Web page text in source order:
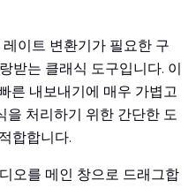
이트 변환기가 필요한 구
받는 클래식 도구입니다. 이
른 내보내기에 매우 가볍고
을 처리하기 위한 간단한 도
합합니다.
오를 메인 창으로 드래그합